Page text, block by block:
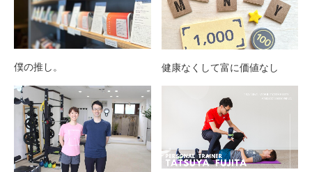
僕の推し。 健康なくして富に価値なし